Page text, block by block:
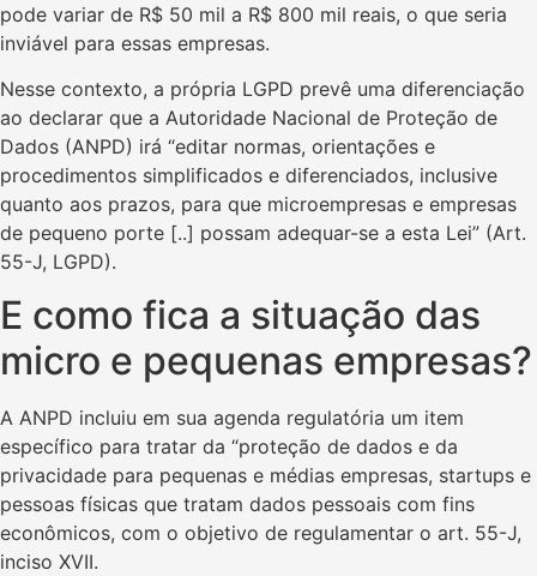
pode variar de R$ 50 mil a R$ 800 mil reais, o que seria
inviável para essas empresas.
Nesse contexto, a própria LGPD prevê uma diferenciação
ao declarar que a Autoridade Nacional de Proteção de
Dados (ANPD) irá “editar normas, orientações e
procedimentos simplificados e diferenciados, inclusive
quanto aos prazos, para que microempresas e empresas
de pequeno porte [..] possam adequar-se a esta Lei” (Art.
55-J, LGPD).
E como fica a situação das
micro e pequenas empresas?
A ANPD incluiu em sua agenda regulatória um item
específico para tratar da “proteção de dados e da
privacidade para pequenas e médias empresas, startups e
pessoas físicas que tratam dados pessoais com fins
econômicos, com o objetivo de regulamentar o art. 55-J,
inciso XVII.